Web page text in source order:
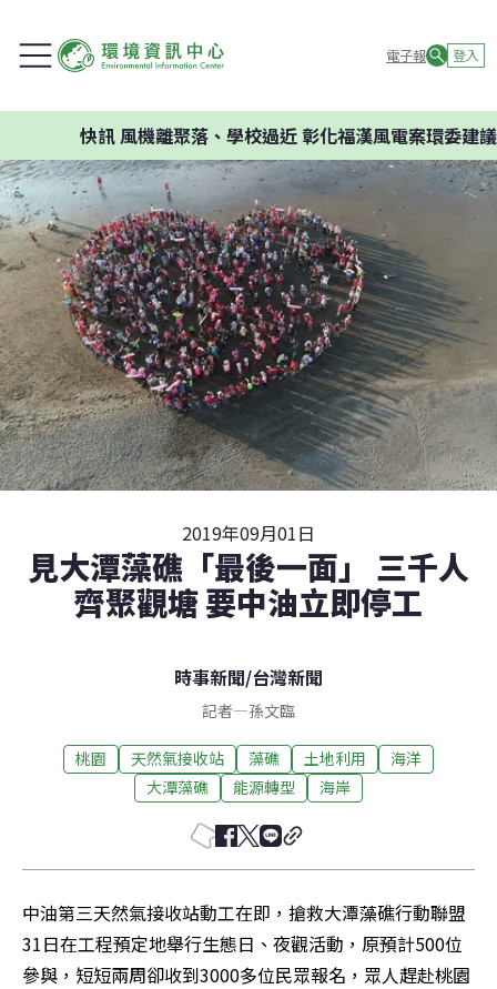
電子報 登入
風機離聚落、學校過近 彰化福漢風電案環委建議不應開發
2019年09月01日
見大潭藻礁「最後一面」 三千人
齊聚觀塘 要中油立即停工
時事新聞/台灣新聞
記者—孫文臨
桃園 天然氣接收站 藻礁 土地利用
海洋
大潭藻礁
能源轉型 海岸
中油第三天然氣接收站動工在即，搶救大潭藻礁行動聯盟
31日在工程預定地舉行生態日、夜觀活動，原預計500位
參與，短短兩周卻收到3000多位民眾報名，眾人趕赴桃園